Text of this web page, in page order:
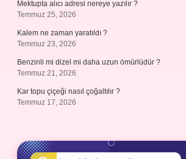
Mektupta alıcı adresi nereye yazılır ?
Temmuz 25, 2026
Kalem ne zaman yaratıldı ?
Temmuz 23, 2026
Benzinli mi dizel mi daha uzun ömürlüdür ?
Temmuz 21, 2026
Kar topu çiçeği nasıl çoğaltılır ?
Temmuz 17, 2026